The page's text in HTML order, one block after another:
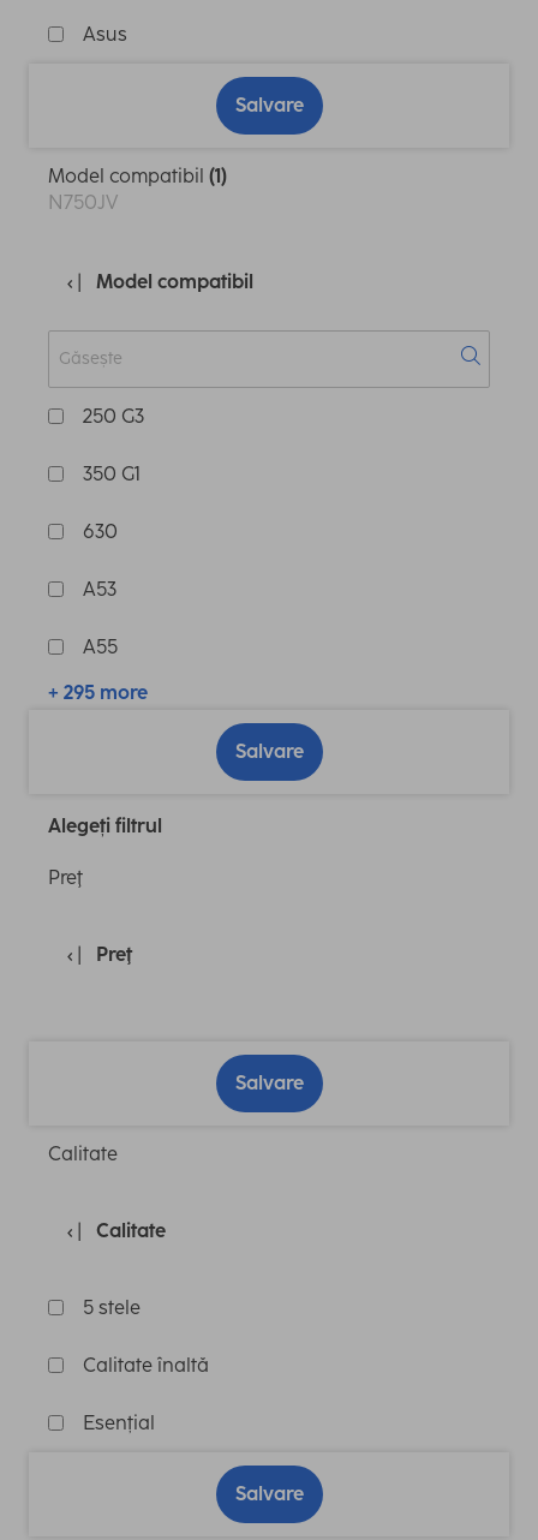
Asus
Salvare
Model compatibil (1)
N750JV
Model compatibil
250 G3
350 G1
630
A53
A55
+ 295 more
Salvare
Alegeți filtrul
Preţ
Preţ
Salvare
Calitate
Calitate
5 stele
Calitate înaltă
Esențial
Salvare